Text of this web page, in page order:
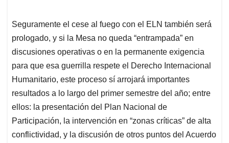
Seguramente el cese al fuego con el ELN también será
prologado, y si la Mesa no queda “entrampada” en
discusiones operativas o en la permanente exigencia
para que esa guerrilla respete el Derecho Internacional
Humanitario, este proceso sí arrojará importantes
resultados a lo largo del primer semestre del año; entre
ellos: la presentación del Plan Nacional de
Participación, la intervención en “zonas críticas” de alta
conflictividad, y la discusión de otros puntos del Acuerdo